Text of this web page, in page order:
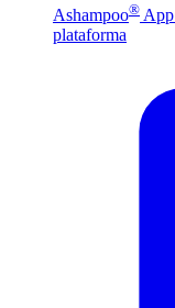
Ashampoo® App
plataforma